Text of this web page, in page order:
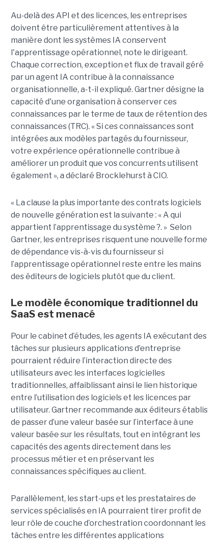
Au-delà des API et des licences, les entreprises
doivent être particulièrement attentives à la
manière dont les systèmes IA conservent
l'apprentissage opérationnel, note le dirigeant.
Chaque correction, exception et flux de travail géré
par un agent IA contribue à la connaissance
organisationnelle, a-t-il expliqué. Gartner désigne la
capacité d'une organisation à conserver ces
connaissances par le terme de taux de rétention des
connaissances (TRC). « Si ces connaissances sont
intégrées aux modèles partagés du fournisseur,
votre expérience opérationnelle contribue à
améliorer un produit que vos concurrents utilisent
également », a déclaré Brocklehurst à CIO.
« La clause la plus importante des contrats logiciels
de nouvelle génération est la suivante : « A qui
appartient l’apprentissage du système ?. » Selon
Gartner, les entreprises risquent une nouvelle forme
de dépendance vis-à-vis du fournisseur si
l’apprentissage opérationnel reste entre les mains
des éditeurs de logiciels plutôt que du client.
Le modèle économique traditionnel du
SaaS est menacé
Pour le cabinet d’études, les agents IA exécutant des
tâches sur plusieurs applications d’entreprise
pourraient réduire l’interaction directe des
utilisateurs avec les interfaces logicielles
traditionnelles, affaiblissant ainsi le lien historique
entre l’utilisation des logiciels et les licences par
utilisateur. Gartner recommande aux éditeurs établis
de passer d’une valeur basée sur l’interface à une
valeur basée sur les résultats, tout en intégrant les
capacités des agents directement dans les
processus métier et en préservant les
connaissances spécifiques au client.
Parallèlement, les start-ups et les prestataires de
services spécialisés en IA pourraient tirer profit de
leur rôle de couche d’orchestration coordonnant les
tâches entre les différentes applications